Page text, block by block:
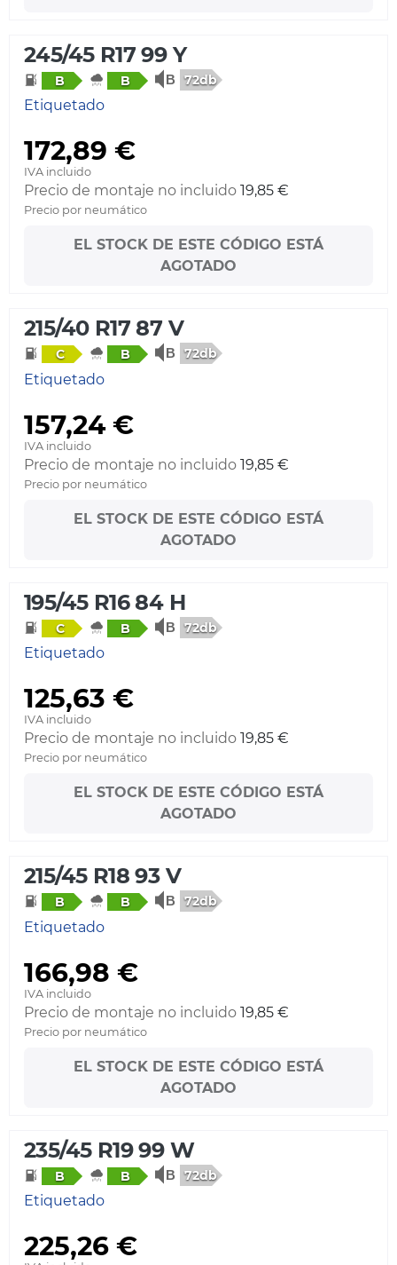
245/45 R17 99 Y
B B 72db
Etiquetado
172,89 €
IVA incluido
Precio de montaje no incluido 19,85 €
Precio por neumático
EL STOCK DE ESTE CÓDIGO ESTÁ
AGOTADO
215/40 R17 87 V
C B 72db
Etiquetado
157,24 €
IVA incluido
Precio de montaje no incluido 19,85 €
Precio por neumático
EL STOCK DE ESTE CÓDIGO ESTÁ
AGOTADO
195/45 R16 84 H
C B 72db
Etiquetado
125,63 €
IVA incluido
Precio de montaje no incluido 19,85 €
Precio por neumático
EL STOCK DE ESTE CÓDIGO ESTÁ
AGOTADO
215/45 R18 93 V
B B 72db
Etiquetado
166,98 €
IVA incluido
Precio de montaje no incluido 19,85 €
Precio por neumático
EL STOCK DE ESTE CÓDIGO ESTÁ
AGOTADO
235/45 R19 99 W
B B 72db
Etiquetado
225,26 €